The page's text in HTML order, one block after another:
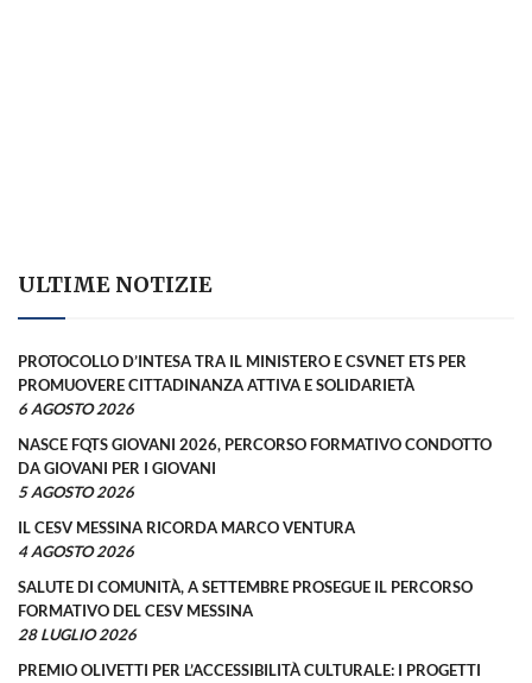
ULTIME NOTIZIE
PROTOCOLLO D’INTESA TRA IL MINISTERO E CSVNET ETS PER
PROMUOVERE CITTADINANZA ATTIVA E SOLIDARIETÀ
6 AGOSTO 2026
NASCE FQTS GIOVANI 2026, PERCORSO FORMATIVO CONDOTTO
DA GIOVANI PER I GIOVANI
5 AGOSTO 2026
IL CESV MESSINA RICORDA MARCO VENTURA
4 AGOSTO 2026
SALUTE DI COMUNITÀ, A SETTEMBRE PROSEGUE IL PERCORSO
FORMATIVO DEL CESV MESSINA
28 LUGLIO 2026
PREMIO OLIVETTI PER L’ACCESSIBILITÀ CULTURALE: I PROGETTI